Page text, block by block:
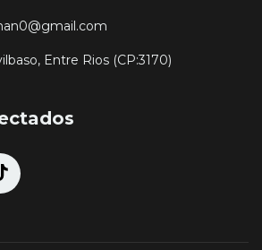
Entre Rios (CP:3170)